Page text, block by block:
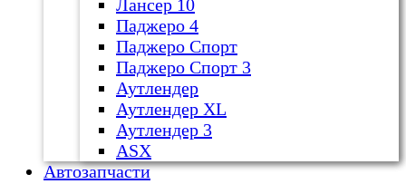
Лансер 10
Паджеро 4
Паджеро Спорт
Паджеро Спорт 3
Аутлендер
Аутлендер ХL
Аутлендер 3
ASX
Автозапчасти